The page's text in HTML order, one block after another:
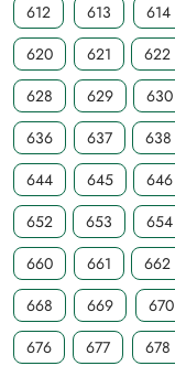
612
613 614
620
621 622
628
629 630
636
637 638
644
645 646
652
653 654
660
661 662
668
669 670
676
677 678